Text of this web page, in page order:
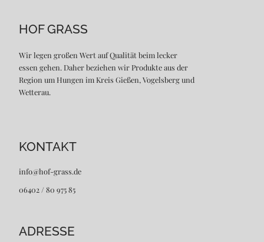
HOF GRASS
Wir legen großen Wert auf Qualität beim lecker
essen gehen. Daher beziehen wir Produkte aus der
Region um Hungen im Kreis Gießen, Vogelsberg und
Wetterau.
KONTAKT
info@hof-grass.de
06402 / 80 975 85
ADRESSE